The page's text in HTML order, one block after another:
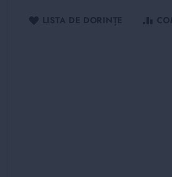
LISTA DE DORINȚE